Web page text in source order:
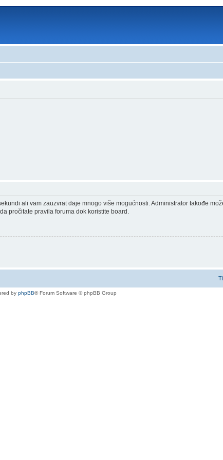
ali vam zauzvrat daje mnogo više mogućnosti. Administrator takođe
pročitate pravila foruma dok koristite board.
by phpBB® Forum Software © phpBB Group